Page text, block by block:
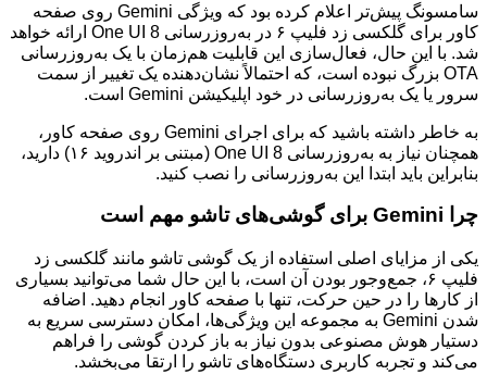
سامسونگ پیش‌تر اعلام کرده بود که ویژگی Gemini روی صفحه
کاور برای گلکسی زد فلیپ ۶ در به‌روزرسانی One UI 8 ارائه خواهد
شد. با این حال، فعال‌سازی این قابلیت هم‌زمان با یک به‌روزرسانی
OTA بزرگ نبوده است، که احتمالاً نشان‌دهنده یک تغییر از سمت
سرور یا یک به‌روزرسانی در خود اپلیکیشن Gemini است.
به خاطر داشته باشید که برای اجرای Gemini روی صفحه کاور،
همچنان نیاز به به‌روزرسانی One UI 8 (مبتنی بر اندروید ۱۶) دارید،
بنابراین باید ابتدا این به‌روزرسانی را نصب کنید.
چرا Gemini برای گوشی‌های تاشو مهم است
یکی از مزایای اصلی استفاده از یک گوشی تاشو مانند گلکسی زد
فلیپ ۶، جمع‌وجور بودن آن است، با این حال شما می‌توانید بسیاری
از کارها را در حین حرکت، تنها با صفحه کاور انجام دهید. اضافه
شدن Gemini به مجموعه این ویژگی‌ها، امکان دسترسی سریع به
دستیار هوش مصنوعی بدون نیاز به باز کردن گوشی را فراهم
می‌کند و تجربه کاربری دستگاه‌های تاشو را ارتقا می‌بخشد.